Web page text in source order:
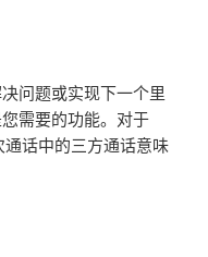
问题或实现下一个里
需要的功能。对于
话中的三方通话意味